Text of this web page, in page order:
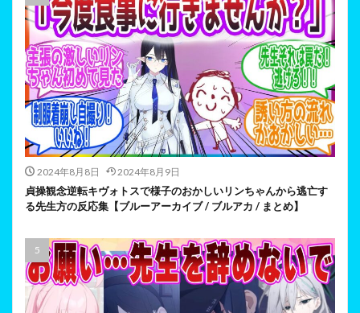
2024年8月8日 2024年8月9日
貞操観念逆転キヴォトスで様子のおかしいリンちゃんから逃亡す
る先生方の反応集【ブルーアーカイブ / ブルアカ / まとめ】